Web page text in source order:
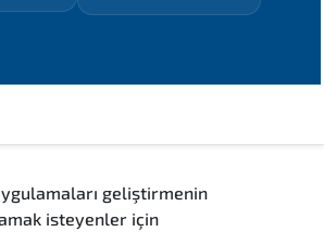
geliştirmenin
isteyenler için